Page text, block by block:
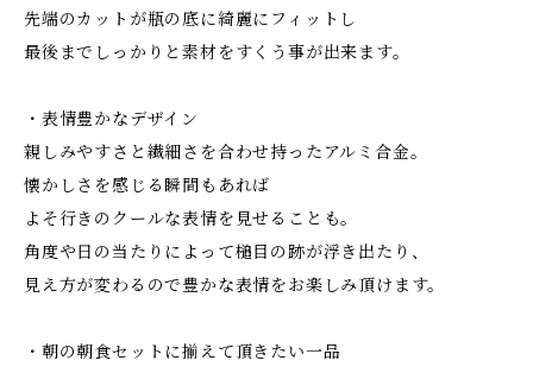
先端のカットが瓶の底に綺麗にフィットし
最後までしっかりと素材をすくう事が出来ます。
・表情豊かなデザイン
親しみやすさと繊細さを合わせ持ったアルミ合金。
懐かしさを感じる瞬間もあれば
よそ行きのクールな表情を見せることも。
角度や日の当たりによって槌目の跡が浮き出たり、
見え方が変わるので豊かな表情をお楽しみ頂けます。
・朝の朝食セットに揃えて頂きたい一品